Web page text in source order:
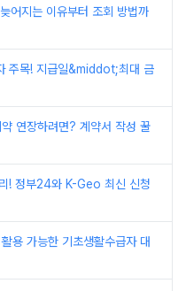
어지는 이유부터 조회 방법까
주목! 지급일&middot;최대 금
연장하려면? 계약서 작성 꿀
! 정부24와 K-Geo 최신 신청
용 가능한 기초생활수급자 대